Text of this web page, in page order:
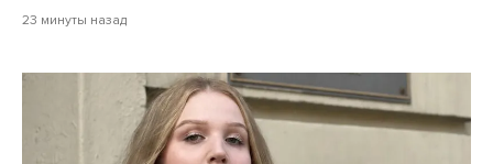
23 минуты назад